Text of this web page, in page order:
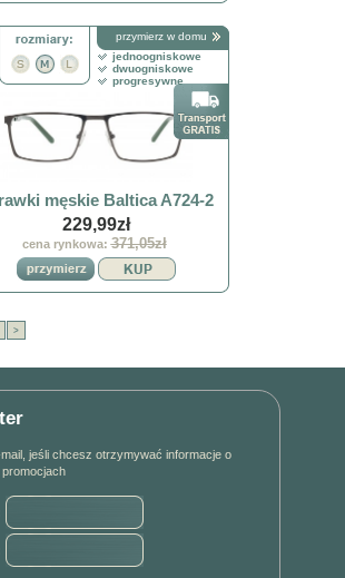
przymierz w domu
jednoogniskowe
dwuogniskowe
progresywne
męskie Baltica A724-2
229,99zł
cena rynkowa:371,05zł
>
jeśli chcesz otrzymywać informacje o